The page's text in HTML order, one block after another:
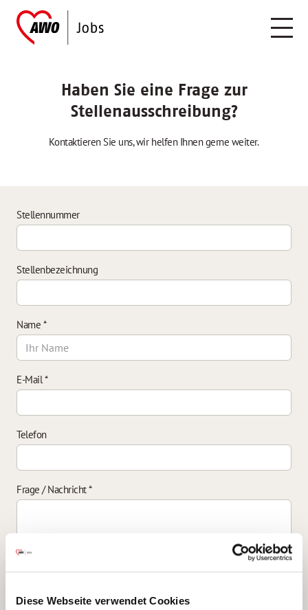
Diese Webseite verwendet Cookies
Haben Sie eine Frage zur
Stellenausschreibung?
Kontaktieren Sie uns, wir helfen Ihnen gerne weiter.
Stellennummer
Stellenbezeichnung
Name *
E-Mail*
Telefon
Frage / Nachricht*